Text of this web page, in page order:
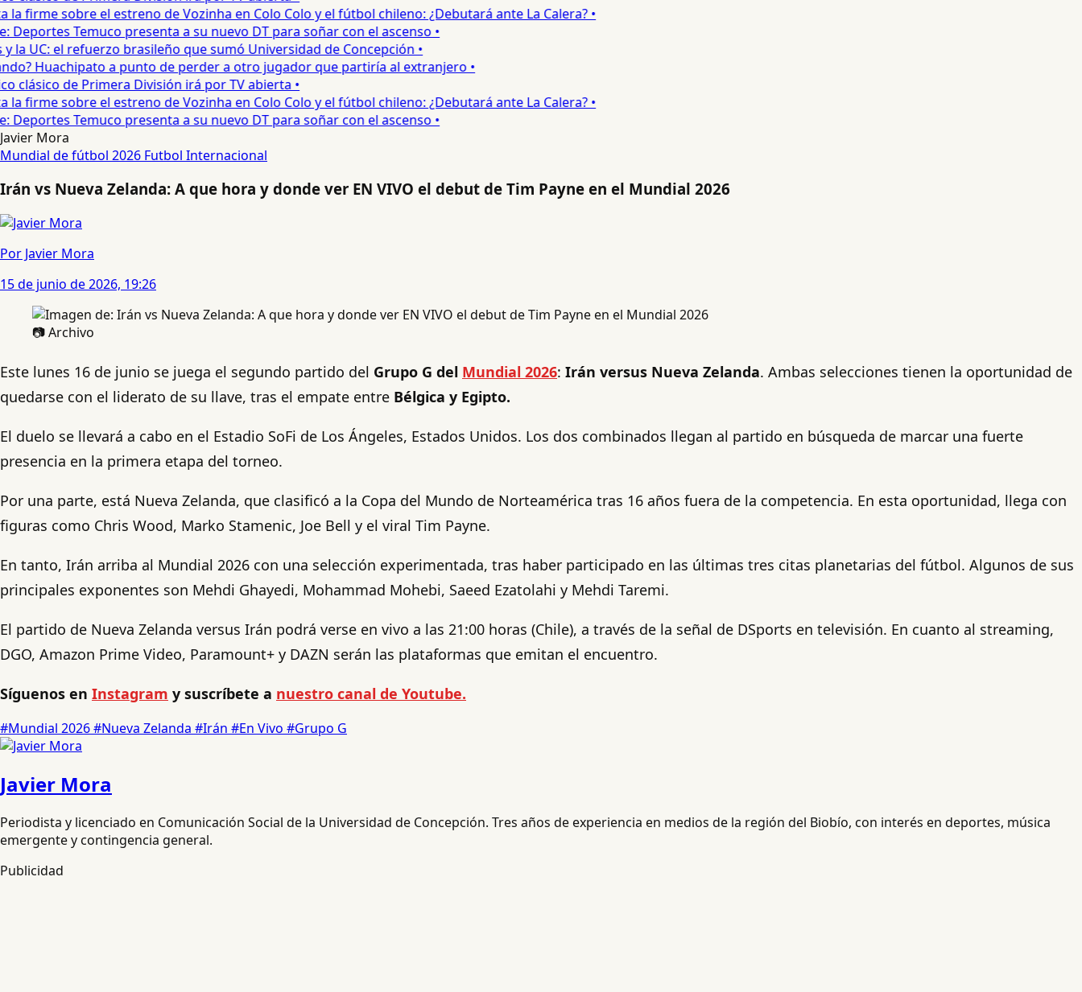
firme sobre el estreno de Vozinha en Colo Colo y el fútbol chileno: ¿Debutará ante La Calera? •
Temuco presenta a su nuevo DT para soñar con el ascenso •
UC: el refuerzo brasileño que sumó Universidad de Concepción •
Huachipato a punto de perder a otro jugador que partiría al extranjero •
de Primera División irá por TV abierta •
firme sobre el estreno de Vozinha en Colo Colo y el fútbol chileno: ¿Debutará ante La Calera? •
Temuco presenta a su nuevo DT para soñar con el ascenso •
Javier Mora
Mundial de fútbol 2026 Futbol Internacional
Irán vs Nueva Zelanda: A que hora y donde ver EN VIVO el debut de Tim Payne en el Mundial 2026
Por Javier Mora
15 de junio de 2026, 19:26
📷 Archivo
Este lunes 16 de junio se juega el segundo partido del Grupo G del Mundial 2026: Irán versus Nueva Zelanda. Ambas selecciones tienen la oportunidad de
quedarse con el liderato de su llave, tras el empate entre Bélgica y Egipto.
El duelo se llevará a cabo en el Estadio SoFi de Los Ángeles, Estados Unidos. Los dos combinados llegan al partido en búsqueda de marcar una fuerte
presencia en la primera etapa del torneo.
Por una parte, está Nueva Zelanda, que clasificó a la Copa del Mundo de Norteamérica tras 16 años fuera de la competencia. En esta oportunidad, llega con
figuras como Chris Wood, Marko Stamenic, Joe Bell y el viral Tim Payne.
En tanto, Irán arriba al Mundial 2026 con una selección experimentada, tras haber participado en las últimas tres citas planetarias del fútbol. Algunos de sus
principales exponentes son Mehdi Ghayedi, Mohammad Mohebi, Saeed Ezatolahi y Mehdi Taremi.
El partido de Nueva Zelanda versus Irán podrá verse en vivo a las 21:00 horas (Chile), a través de la señal de DSports en televisión. En cuanto al streaming,
DGO, Amazon Prime Video, Paramount+ y DAZN serán las plataformas que emitan el encuentro.
Síguenos en Instagram y suscríbete a nuestro canal de Youtube.
#Mundial 2026#Nueva Zelanda #Irán #En Vivo #Grupo G
Javier Mora
Periodista y licenciado en Comunicación Social de la Universidad de Concepción. Tres años de experiencia en medios de la región del Biobío, con interés en deportes, música
emergente y contingencia general.
Publicidad